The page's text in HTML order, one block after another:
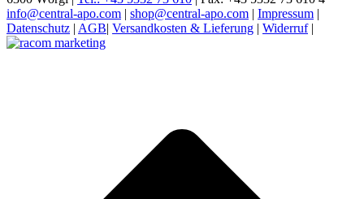
info@central-apo.com
shop@central-apo.com Impressum
Datenschutz AGB Versandkosten & Lieferung Widerruf|